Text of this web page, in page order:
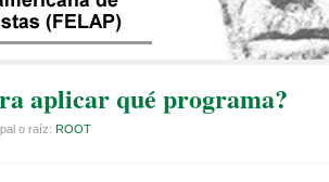
aplicar qué programa?
o raíz: ROOT